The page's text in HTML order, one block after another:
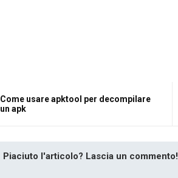
Come usare apktool per decompilare
un apk
Piaciuto l'articolo? Lascia un commento!